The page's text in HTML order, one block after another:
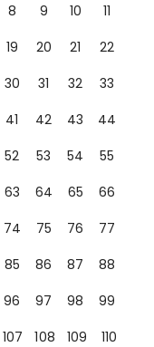
8 9 10
11
19 20 21
22
30 31 32
33
41 42 43
44
52 53 54
55
63 64 65
66
74 75 76
77
85 86 87
88
96 97 98
99
107 108 109
110